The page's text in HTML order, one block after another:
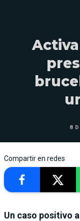
8
Compartir en redes
Un caso positivo